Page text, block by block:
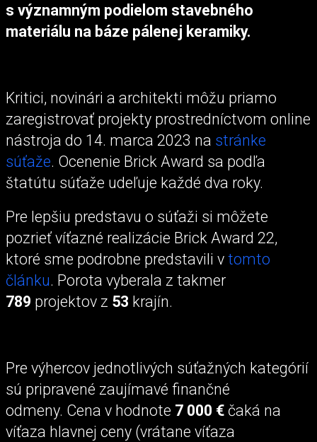
s významným podielom stavebného
materiálu na báze pálenej keramiky.
Kritici, novinári a architekti môžu priamo
zaregistrovať projekty prostredníctvom online
nástroja do 14. marca 2023 na stránke
súťaže. Ocenenie Brick Award sa podľa
štatútu súťaže udeľuje každé dva roky.
Pre lepšiu predstavu o súťaži si môžete
pozrieť víťazné realizácie Brick Award 22,
ktoré sme podrobne predstavili v tomto
článku. Porota vyberala z takmer
789 projektov z 53 krajín.
Pre výhercov jednotlivých súťažných kategórií
sú pripravené zaujímavé finančné
odmeny. Cena v hodnote 7 000 € čaká na
víťaza hlavnej ceny (vrátane víťaza